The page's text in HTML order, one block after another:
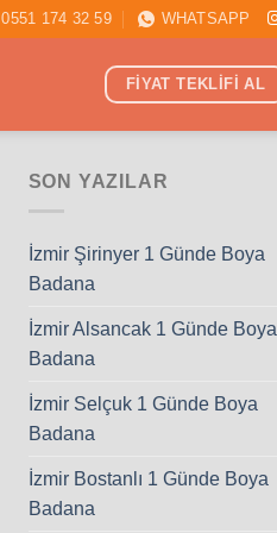
0551 174 32 59 WHATSAPP
FİYAT TEKLİFİ AL
SON YAZILAR
İzmir Şirinyer 1 Günde Boya
Badana
İzmir Alsancak 1 Günde Boya
Badana
İzmir Selçuk 1 Günde Boya
Badana
İzmir Bostanlı 1 Günde Boya
Badana